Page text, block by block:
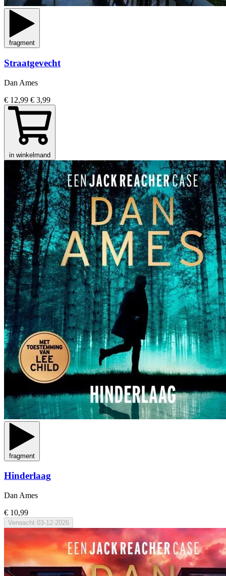
fragment
Straatgevecht
Dan Ames
€ 12,99 € 3,99
in winkelmand
fragment
Hinderlaag
Dan Ames
€ 10,99
Verwacht 03-12-2026